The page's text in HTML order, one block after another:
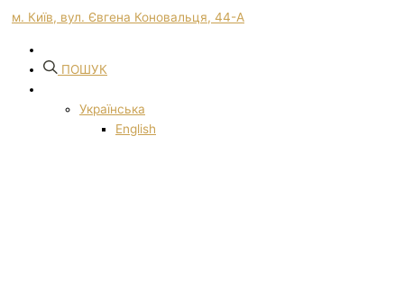
м. Київ, вул. Євгена Коновальця, 44-А
ПОШУК
Українська
English